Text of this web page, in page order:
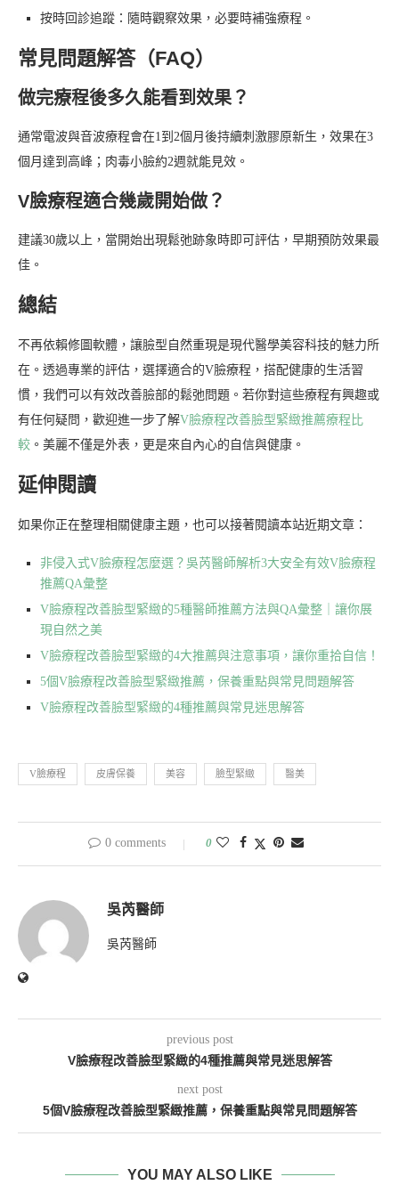
按時回診追蹤：隨時觀察效果，必要時補強療程。
常見問題解答（FAQ）
做完療程後多久能看到效果？
通常電波與音波療程會在1到2個月後持續刺激膠原新生，效果在3
個月達到高峰；肉毒小臉約2週就能見效。
V臉療程適合幾歲開始做？
建議30歲以上，當開始出現鬆弛跡象時即可評估，早期預防效果最
佳。
總結
不再依賴修圖軟體，讓臉型自然重現是現代醫學美容科技的魅力所
在。透過專業的評估，選擇適合的V臉療程，搭配健康的生活習
慣，我們可以有效改善臉部的鬆弛問題。若你對這些療程有興趣或
有任何疑問，歡迎進一步了解V臉療程改善臉型緊緻推薦療程比
較 。美麗不僅是外表，更是來自內心的自信與健康。
延伸閱讀
如果你正在整理相關健康主題，也可以接著閱讀本站近期文章：
非侵入式V臉療程怎麼選？吳芮醫師解析3大安全有效V臉療程
推薦QA彙整
V臉療程改善臉型緊緻的5種醫師推薦方法與QA彙整｜讓你展
現自然之美
V臉療程改善臉型緊緻的4大推薦與注意事項，讓你重拾自信！
5個V臉療程改善臉型緊緻推薦，保養重點與常見問題解答
V臉療程改善臉型緊緻的4種推薦與常見迷思解答
V臉療程 皮膚保養 美容 臉型緊緻 醫美
0 comments 0
吳芮醫師
吳芮醫師
previous post
V臉療程改善臉型緊緻的4種推薦與常見迷思解答
next post
5個V臉療程改善臉型緊緻推薦，保養重點與常見問題解答
YOU MAY ALSO LIKE